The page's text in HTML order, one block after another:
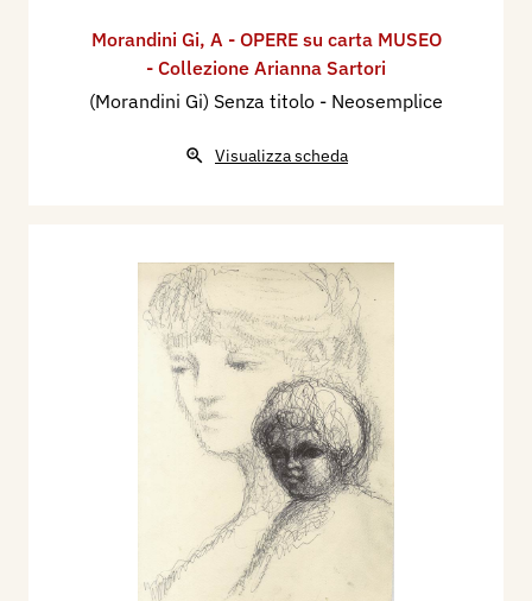
Morandini Gi, A - OPERE su carta MUSEO
- Collezione Arianna Sartori
(Morandini Gi) Senza titolo - Neosemplice
Visualizza scheda